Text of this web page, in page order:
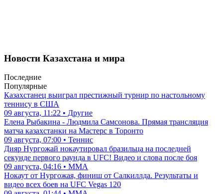
Новости Казахстана и мира
Последние
Популярные
Казахстанец выиграл престижный турнир по настольному
теннису в США
09 августа, 11:22 • Другие
Елена Рыбакина - Людмила Самсонова. Прямая трансляция
матча казахстанки на Мастерс в Торонто
09 августа, 07:00 • Теннис
Дияр Нургожай нокаутировал бразильца на последней
секунде первого раунда в UFC! Видео и слова после боя
09 августа, 04:16 • ММА
Нокаут от Нургожая, финиш от Салкиллда. Результаты и
видео всех боев на UFC Vegas 120